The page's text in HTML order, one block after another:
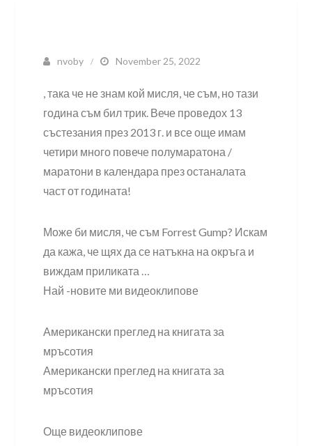
nvoby November 25, 2022
, така че не знам кой мисля, че съм, но тази
година съм бил трик. Вече проведох 13
състезания през 2013 г. и все още имам
четири много повече полумаратона /
маратони в календара през останалата
част от годината!
Може би мисля, че съм Forrest Gump? Искам
да кажа, че щях да се натъкна на окръга и
виждам приликата …
Най -новите ми видеоклипове
Американски преглед на книгата за
мръсотия
Американски преглед на книгата за
мръсотия
Още видеоклипове